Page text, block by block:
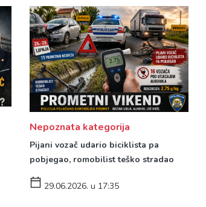
Nepoznata kategorija
Pijani vozač udario biciklista pa
pobjegao, romobilist teško stradao
29.06.2026. u 17:35